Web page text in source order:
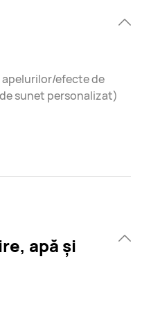
efecte de
sunet personalizat)
apă și